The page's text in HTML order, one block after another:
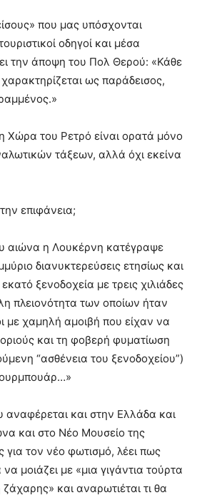
που μας υπόσχονται
οδηγοί και μέσα
την άποψη του Πολ Θερού: «Κάθε
ως παράδεισος,
Χώρα του Ρετρό είναι ορατά μόνο
τάξεων, αλλά όχι εκείνα
επιφάνεια;
αιώνα η Λουκέρνη κατέγραψε
διανυκτερεύσεις ετησίως και
ξενοδοχεία με τρεις χιλιάδες
πλειονότητα των οποίων ήταν
με χαμηλή αμοιβή που είχαν να
και τη φοβερή φυματίωση
“ασθένεια του ξενοδοχείου”)
αναφέρεται και στην Ελλάδα και
και στο Νέο Μουσείο της
τον νέο φωτισμό, λέει πως
μοιάζει με «μια γιγάντια τούρτα
και αναρωτιέται τι θα